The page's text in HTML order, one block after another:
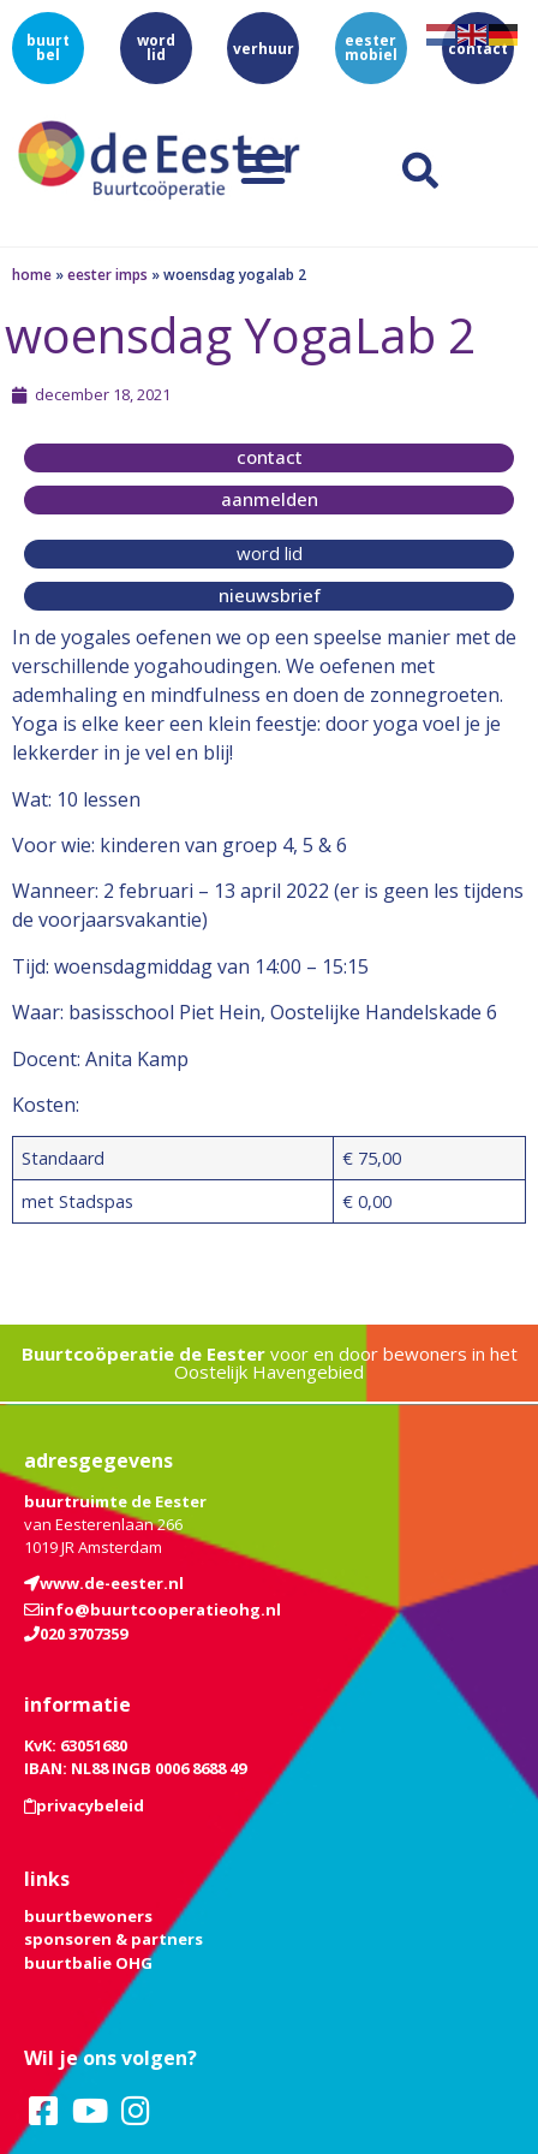
buurt
bel
word
lid verhuur eester
mobiel contact
home »eester imps »woensdag yogalab 2
woensdag YogaLab 2
december 18, 2021
contact
aanmelden
word lid
nieuwsbrief
In de yogales oefenen we op een speelse manier met de
verschillende yogahoudingen. We oefenen met
ademhaling en mindfulness en doen de zonnegroeten.
Yoga is elke keer een klein feestje: door yoga voel je je
lekkerder in je vel en blij!
Wat: 10 lessen
Voor wie: kinderen van groep 4, 5 & 6
Wanneer: 2 februari – 13 april 2022 (er is geen les tijdens
de voorjaarsvakantie)
Tijd: woensdagmiddag van 14:00 – 15:15
Waar: basisschool Piet Hein, Oostelijke Handelskade 6
Docent: Anita Kamp
Kosten:
Standaard
€ 75,00
met Stadspas
€ 0,00
Buurtcoöperatie de Eestervoor en door bewoners in het
Oostelijk Havengebied
adresgegevens
buurtruimte de Eester
van Eesterenlaan 266
1019 JR Amsterdam
www.de-eester.nl
info@buurtcooperatieohg.nl
020 3707359
informatie
KvK: 63051680
IBAN: NL88 INGB 0006 8688 49
privacybeleid
links
buurtbewoners
sponsoren & partners
buurtbalie OHG
Wil je ons volgen?